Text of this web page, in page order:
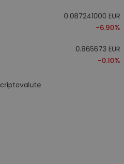
0.087241000 EUR
-6.90%
0.865673 EUR
-0.10%
criptovalute